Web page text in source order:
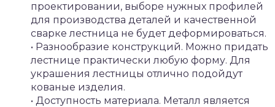
проектировании, выборе нужных профилей
для производства деталей и качественной
сварке лестница не будет деформироваться.
• Разнообразие конструкций. Можно придать
лестнице практически любую форму. Для
украшения лестницы отлично подойдут
кованые изделия.
• Доступность материала. Металл является